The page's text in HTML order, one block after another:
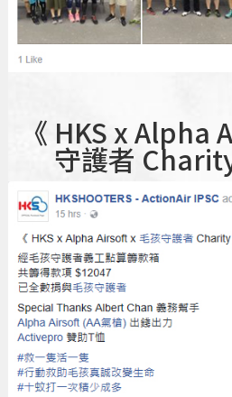
《 HKS x Alpha
守護者